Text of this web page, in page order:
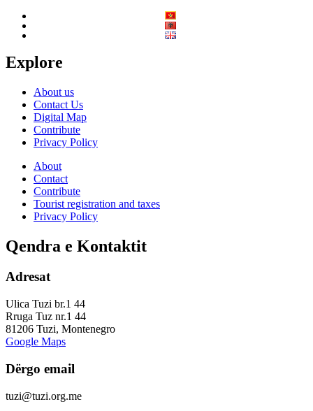
Explore
About us
Contact Us
Digital Map
Contribute
Privacy Policy
About
Contact
Contribute
Tourist registration and taxes
Privacy Policy
Qendra e Kontaktit
Adresat
Ulica Tuzi br.1 44
Rruga Tuz nr.1 44
81206 Tuzi, Montenegro
Google Maps
Dërgo email
tuzi@tuzi.org.me